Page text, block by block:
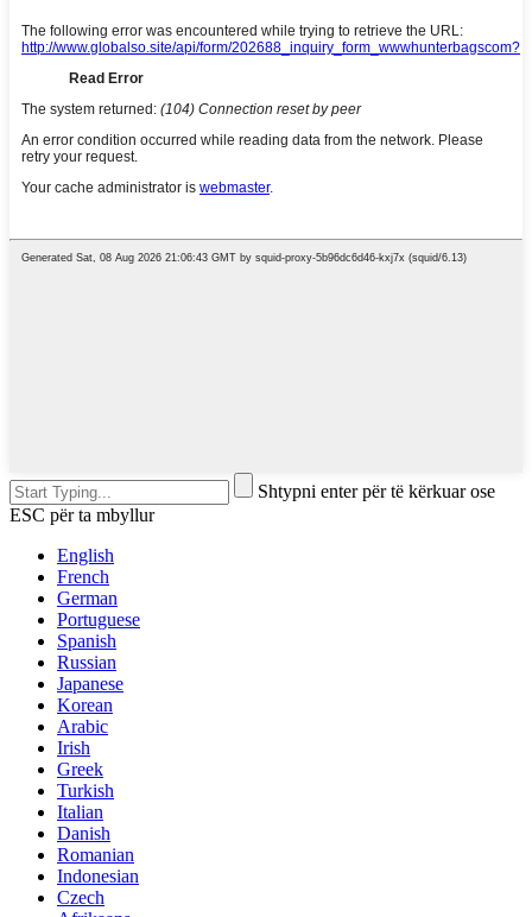
Shtypni enter për të kërkuar ose
ESC për ta mbyllur
English
French
German
Portuguese
Spanish
Russian
Japanese
Korean
Arabic
Irish
Greek
Turkish
Italian
Danish
Romanian
Indonesian
Czech